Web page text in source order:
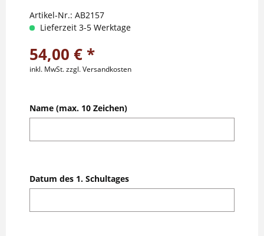
Artikel-Nr.: AB2157
Lieferzeit 3-5 Werktage
54,00 € *
inkl. MwSt.zzgl. Versandkosten
Name (max. 10 Zeichen)
Datum des 1. Schultages